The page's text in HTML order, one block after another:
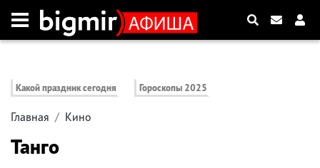
Какой праздник сегодня Гороскопы 2025
Главная Кино
Танго